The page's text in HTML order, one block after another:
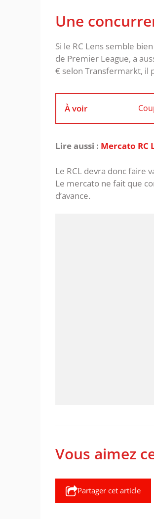
Une
Si le RC Lens semble
de Premier League, a
€ selon Transfermarkt, il
À voir
Lire aussi : Mercato RC
Le RCL devra donc faire
Le mercato ne fait que
d’avance.
Vous aimez
Partager cet article